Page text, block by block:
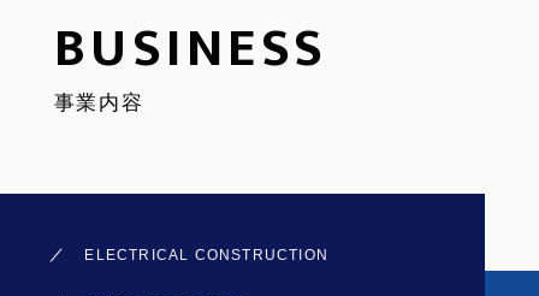
BUSINESS
CONTACT
BUSINESS
事業内容
ELECTRICAL CONSTRUCTION